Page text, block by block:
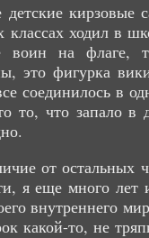
кирзовые
ходил в
воин на
это фигурка
соединилось в
то, что запало
от остальных
я еще много
внутреннего
какой-то, не